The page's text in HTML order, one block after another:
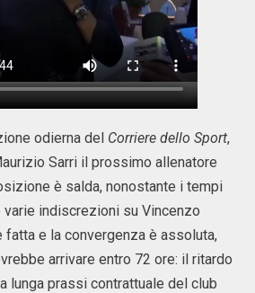
odierna del Corriere dello Sport,
Sarri il prossimo allenatore
è salda, nonostante i tempi
indiscrezioni su Vincenzo
fatta e la convergenza è assoluta,
arrivare entro 72 ore: il ritardo
lunga prassi contrattuale del club